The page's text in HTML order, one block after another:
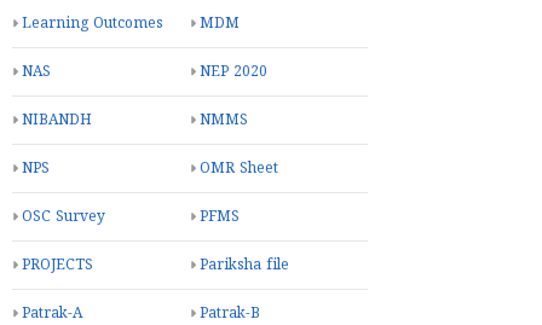
Learning Outcomes MDM
NAS NEP 2020
NIBANDH NMMS
NPS OMR Sheet
OSC Survey PFMS
PROJECTS Pariksha file
Patrak-A Patrak-B